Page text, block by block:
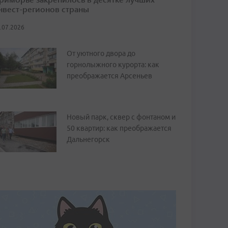
регионов страны
От уютного двора до
горнолыжного курорта: как
преображается Арсеньев
Новый парк, сквер с фонтаном и
50 квартир: как преображается
Дальнегорск